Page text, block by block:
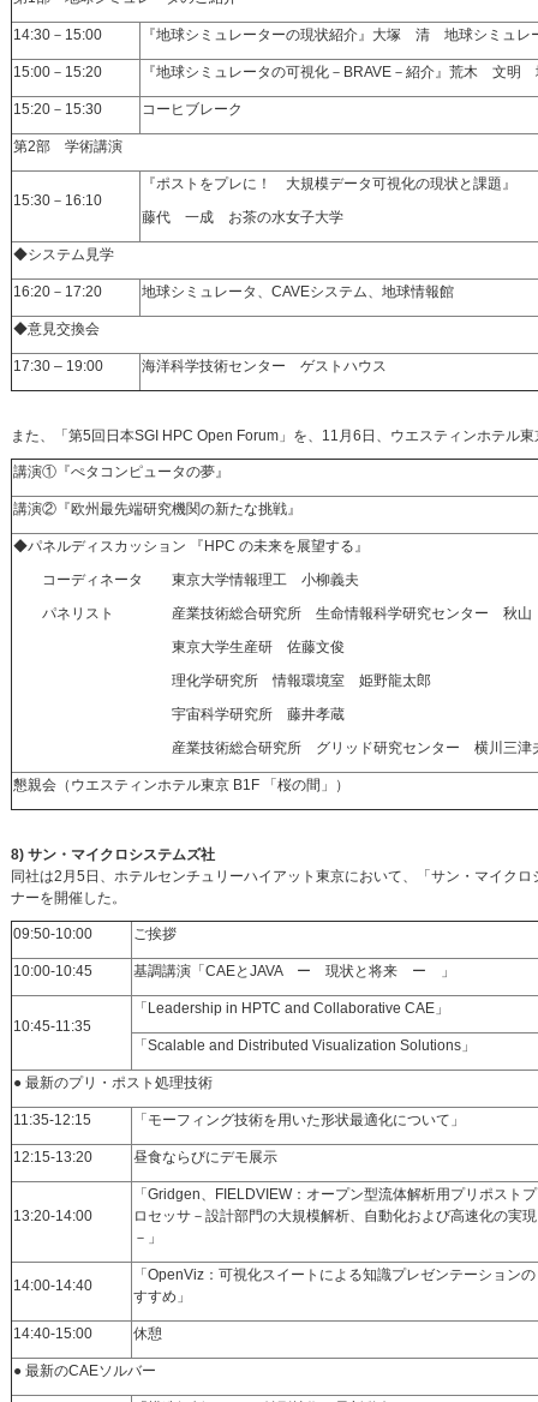
14:30－15:00 『地球シミュレーターの現状紹介』大塚 清 地球シミュレ
15:00－15:20 『地球シミュレータの可視化－BRAVE－紹介』荒木 文明
15:20－15:30 コーヒブレーク
第2部 学術講演
15:30－16:10
『ポストをプレに！ 大規模データ可視化の現状と課題』
藤代 一成 お茶の水女子大学
◆システム見学
16:20－17:20 地球シミュレータ、CAVEシステム、地球情報館
◆意見交換会
17:30 – 19:00 海洋科学技術センター ゲストハウス
また、「第5回日本SGI HPC Open Forum」を、11月6日、ウエスティンホテル
講演①『ぺタコンピュータの夢』
講演②『欧州最先端研究機関の新たな挑戦』
◆パネルディスカッション 『HPC の未来を展望する』
コーディネータ 東京大学情報理工 小柳義夫
パネリスト 産業技術総合研究所 生命情報科学研究センター 秋
東京大学生産研 佐藤文俊
理化学研究所 情報環境室 姫野龍太郎
宇宙科学研究所 藤井孝蔵
産業技術総合研究所 グリッド研究センター 横川三津
懇親会（ウエスティンホテル東京 B1F 「桜の間」）
8) サン・マイクロシステムズ社
同社は2月5日、ホテルセンチュリーハイアット東京において、「サン・マイク
ナーを開催した。
09:50-10:00 ご挨拶
10:00-10:45 基調講演「CAEとJAVA ー 現状と将来 ー 」
10:45-11:35
「Leadership in HPTC and Collaborative CAE」
「Scalable and Distributed Visualization Solutions」
● 最新のプリ・ポスト処理技術
11:35-12:15 「モーフィング技術を用いた形状最適化について」
12:15-13:20 昼食ならびにデモ展示
13:20-14:00
「Gridgen、FIELDVIEW：オープン型流体解析用プリポストプ
ロセッサ－設計部門の大規模解析、自動化および高速化の実現
－」
14:00-14:40
「OpenViz：可視化スイートによる知識プレゼンテーションの
すすめ」
14:40-15:00 休憩
● 最新のCAEソルバー